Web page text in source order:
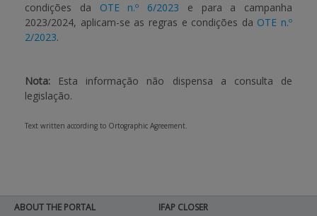
condições da OTE n.º 6/2023 e para a campanha
2023/2024, aplicam-se as regras e condições da OTE n.º
2/2023.
Nota: Esta informação não dispensa a consulta de
legislação.
Text written according to Ortographic Agreement.
ABOUT THE PORTAL
IFAP CLOSER